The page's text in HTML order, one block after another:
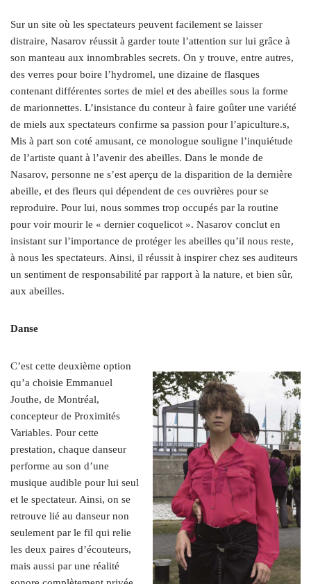
Sur un site où les spectateurs peuvent facilement se laisser
distraire, Nasarov réussit à garder toute l’attention sur lui grâce à
son manteau aux innombrables secrets. On y trouve, entre autres,
des verres pour boire l’hydromel, une dizaine de flasques
contenant différentes sortes de miel et des abeilles sous la forme
de marionnettes. L’insistance du conteur à faire goûter une variété
de miels aux spectateurs confirme sa passion pour l’apiculture.s,
Mis à part son coté amusant, ce monologue souligne l’inquiétude
de l’artiste quant à l’avenir des abeilles. Dans le monde de
Nasarov, personne ne s’est aperçu de la disparition de la dernière
abeille, et des fleurs qui dépendent de ces ouvrières pour se
reproduire. Pour lui, nous sommes trop occupés par la routine
pour voir mourir le « dernier coquelicot ». Nasarov conclut en
insistant sur l’importance de protéger les abeilles qu’il nous reste,
à nous les spectateurs. Ainsi, il réussit à inspirer chez ses auditeurs
un sentiment de responsabilité par rapport à la nature, et bien sûr,
aux abeilles.
Danse
C’est cette deuxième option
qu’a choisie Emmanuel
Jouthe, de Montréal,
concepteur de Proximités
Variables. Pour cette
prestation, chaque danseur
performe au son d’une
musique audible pour lui seul
et le spectateur. Ainsi, on se
retrouve lié au danseur non
seulement par le fil qui relie
les deux paires d’écouteurs,
mais aussi par une réalité